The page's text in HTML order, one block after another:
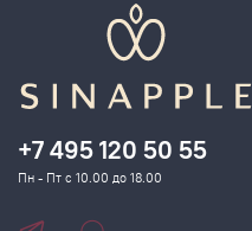
+7 495 120 50 55
Пн - Пт с 10.00 до 18.00